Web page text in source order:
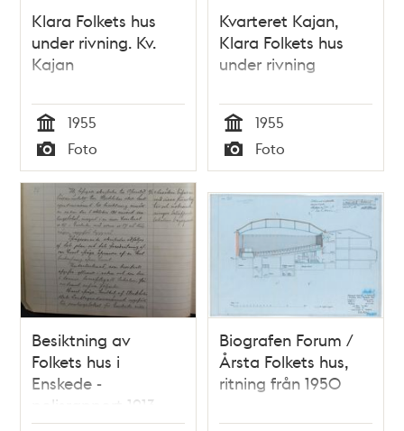
Klara Folkets hus
under rivning. Kv.
Kajan
Tid
1955
Typ
Foto
Kvarteret Kajan,
Klara Folkets hus
under rivning
Tid
1955
Typ
Foto
Besiktning av
Folkets hus i
Enskede -
polisrapport 1913
Biografen Forum /
Årsta Folkets hus,
ritning från 1950